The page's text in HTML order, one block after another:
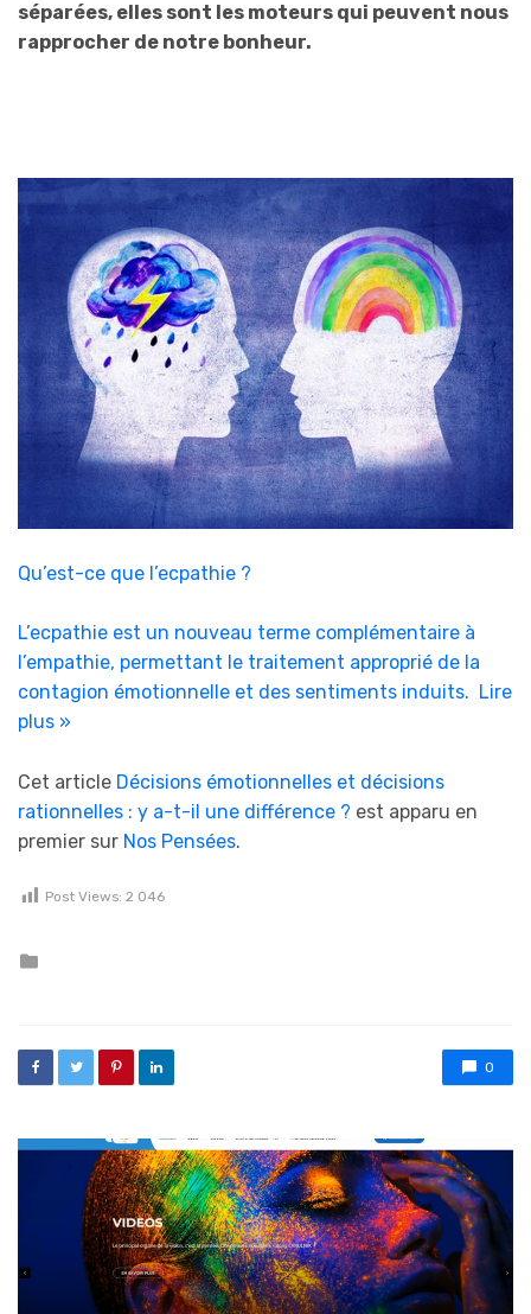
séparées, elles sont les moteurs qui peuvent nous
rapprocher de notre bonheur.
Qu’est-ce que l’ecpathie ?
L’ecpathie est un nouveau terme complémentaire à
l’empathie, permettant le traitement approprié de la
contagion émotionnelle et des sentiments induits. Lire
plus »
Cet article Décisions émotionnelles et décisions
rationnelles : y a-t-il une différence ? est apparu en
premier sur Nos Pensées.
Post Views: 2 046
0